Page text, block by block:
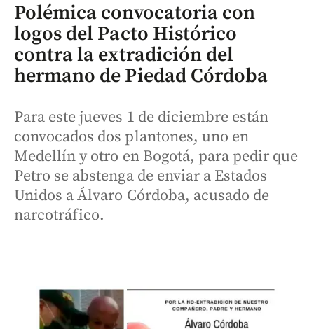
Polémica convocatoria con
logos del Pacto Histórico
contra la extradición del
hermano de Piedad Córdoba
Para este jueves 1 de diciembre están
convocados dos plantones, uno en
Medellín y otro en Bogotá, para pedir que
Petro se abstenga de enviar a Estados
Unidos a Álvaro Córdoba, acusado de
narcotráfico.